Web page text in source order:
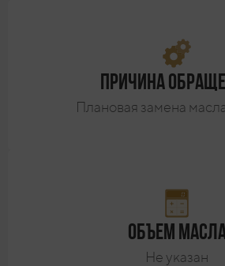
Причина
Плановая замена
Объем
Не указан